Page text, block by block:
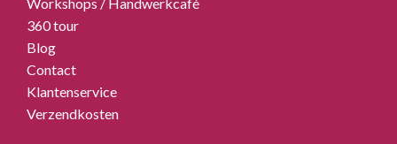
360 tour
Blog
Contact
Klantenservice
Verzendkosten